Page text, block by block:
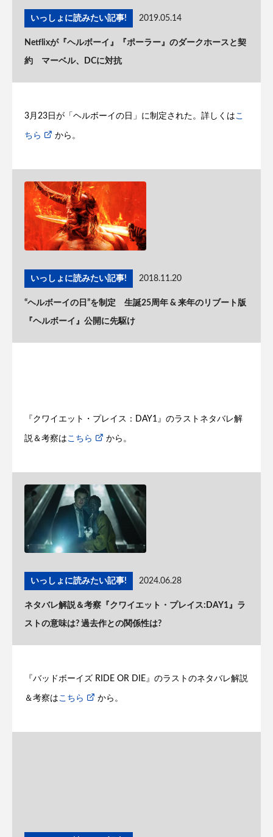
いっしょに読みたい記事! 2019.05.14
Netflixが『ヘルボーイ』『ポーラー』のダークホースと契
約 マーベル、DCに対抗
3月23日が「ヘルボーイの日」に制定された。詳しくはこ
ちら から。
いっしょに読みたい記事! 2018.11.20
“ヘルボーイの日”を制定 生誕25周年 & 来年のリブート版
『ヘルボーイ』公開に先駆け
『クワイエット・プレイス：DAY1』のラストネタバレ解
説＆考察はこちら から。
いっしょに読みたい記事! 2024.06.28
ネタバレ解説＆考察『クワイエット・プレイス:DAY1』ラ
ストの意味は? 過去作との関係性は?
『バッドボーイズ RIDE OR DIE』のラストのネタバレ解説
＆考察はこちら から。